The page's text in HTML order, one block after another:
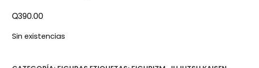
Q390.00
Sin existencias